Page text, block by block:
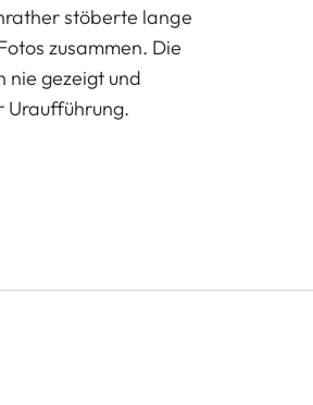
stöberte lange
zusammen. Die
nie gezeigt und
Uraufführung.